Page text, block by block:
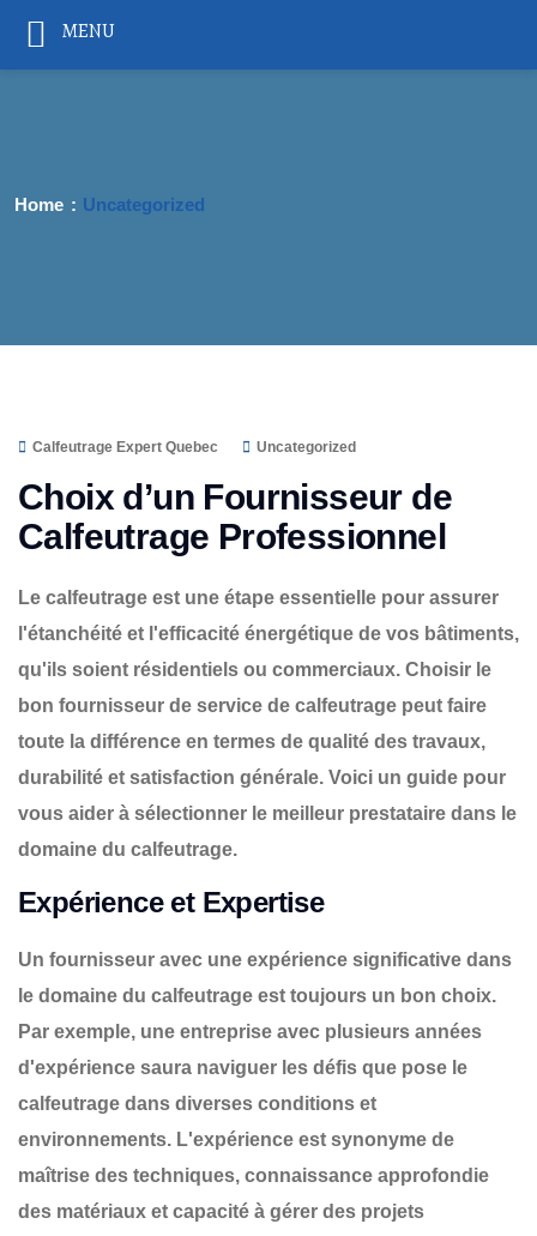
Home Uncategorized
Calfeutrage Expert Quebec Uncategorized
Choix d’un Fournisseur de
Calfeutrage Professionnel
Le calfeutrage est une étape essentielle pour assurer
l'étanchéité et l'efficacité énergétique de vos bâtiments,
qu'ils soient résidentiels ou commerciaux. Choisir le
bon fournisseur de service de calfeutrage peut faire
toute la différence en termes de qualité des travaux,
durabilité et satisfaction générale. Voici un guide pour
vous aider à sélectionner le meilleur prestataire dans le
domaine du calfeutrage.
Expérience et Expertise
Un fournisseur avec une expérience significative dans
le domaine du calfeutrage est toujours un bon choix.
Par exemple, une entreprise avec plusieurs années
d'expérience saura naviguer les défis que pose le
calfeutrage dans diverses conditions et
environnements. L'expérience est synonyme de
maîtrise des techniques, connaissance approfondie
des matériaux et capacité à gérer des projets
MENU